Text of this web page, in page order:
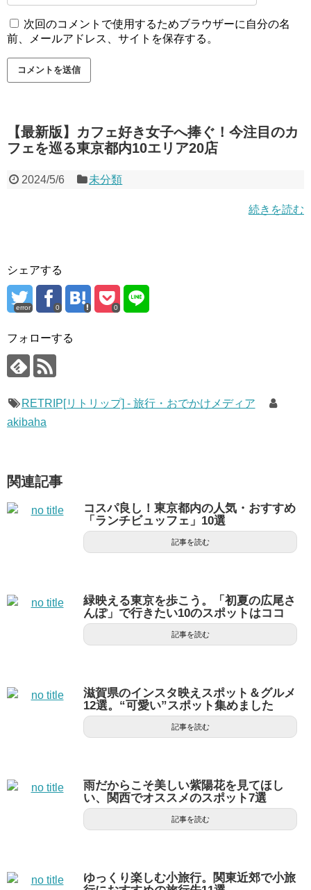
次回のコメントで使用するためブラウザーに自分の名
前、メールアドレス、サイトを保存する。
【最新版】カフェ好き女子へ捧ぐ！今注目のカ
フェを巡る東京都内10エリア20店
2024/5/6 未分類
続きを読む
シェアする
error 0 0
フォローする
RETRIP[リトリップ] - 旅行・おでかけメディア
akibaha
関連記事
コスパ良し！東京都内の人気・おすすめ
「ランチビュッフェ」10選
記事を読む
緑映える東京を歩こう。「初夏の広尾さ
んぽ」で行きたい10のスポットはココ
記事を読む
滋賀県のインスタ映えスポット＆グルメ
12選。“可愛い”スポット集めました
記事を読む
雨だからこそ美しい紫陽花を見てほし
い、関西でオススメのスポット7選
記事を読む
ゆっくり楽しむ小旅行。関東近郊で小旅